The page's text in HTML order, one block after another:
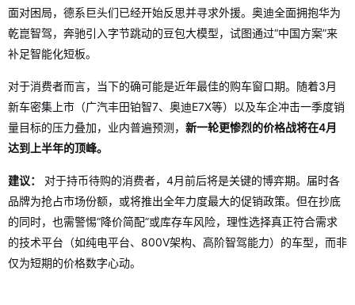
面对困局，德系巨头们已经开始反思并寻求外援。奥迪全面拥抱华为
乾崑智驾，奔驰引入字节跳动的豆包大模型，试图通过“中国方案”来
补足智能化短板。
对于消费者而言，当下的确可能是近年最佳的购车窗口期。随着3月
新车密集上市（广汽丰田铂智7、奥迪E7X等）以及车企冲击一季度销
量目标的压力叠加，业内普遍预测， 新一轮更惨烈的价格战将在4月
达到上半年的顶峰。
建议：
对于持币待购的消费者，4月前后将是关键的博弈期。届时各
品牌为抢占市场份额，或将推出全年力度最大的促销政策。但在抄底
的同时，也需警惕“降价简配”或库存车风险，理性选择真正符合需求
的技术平台（如纯电平台、800V架构、高阶智驾能力）的车型，而非
仅为短期的价格数字心动。